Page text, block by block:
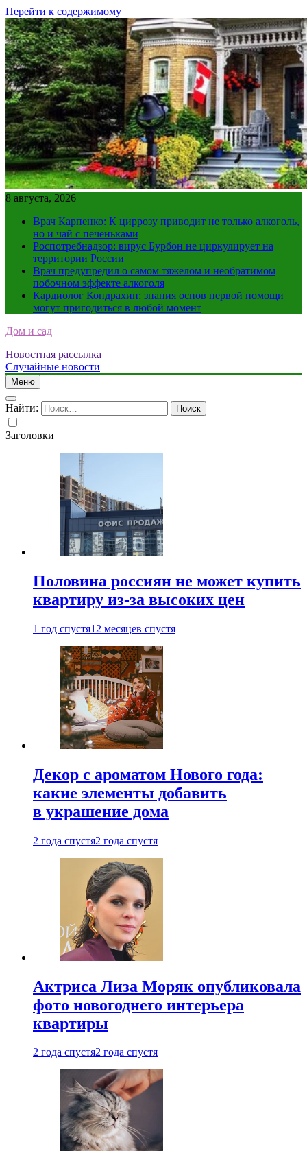
Перейти к содержимому
8 августа, 2026
Врач Карпенко: К циррозу приводит не только алкоголь,
но и чай с печеньками
Роспотребнадзор: вирус Бурбон не циркулирует на
территории России
Врач предупредил о самом тяжелом и необратимом
побочном эффекте алкоголя
Кардиолог Кондрахин: знания основ первой помощи
могут пригодиться в любой момент
Дом и сад
Новостная рассылка
Случайные новости
Меню
Найти:
Заголовки
Половина россиян не может купить
квартиру из-за высоких цен
1 год спустя12 месяцев спустя
Декор с ароматом Нового года:
какие элементы добавить
в украшение дома
2 года спустя2 года спустя
Актриса Лиза Моряк опубликовала
фото новогоднего интерьера
квартиры
2 года спустя2 года спустя